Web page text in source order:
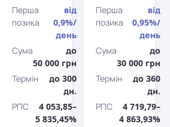
Перша
позика
від
0,9%/
день
Сума
до
50 000 грн
Термін
до 300
дн.
РПС
4 053,85–
5 835,45%
Перша
позика
від
0,95%/
день
Сума
до
30 000 грн
Термін
до 360
дн.
РПС
4 719,79–
4 863,93%